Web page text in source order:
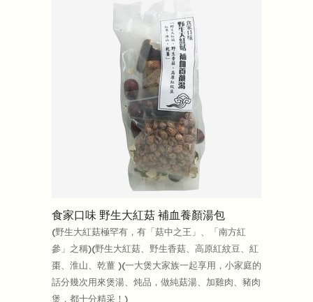
食家口味 野生大紅菇 補血養顏湯包
(野生大紅菇極罕有，有「菇中之王」、「南方紅
參」之稱)(野生大紅菇、野生香菇、高原紅紋豆、紅
棗、淮山、乾薑 )(一大煲大家族一起享用，小家庭的
話分幾次用來煲湯、炖品，做純菇湯、加雞肉、豬肉
煲，都十分精采！)